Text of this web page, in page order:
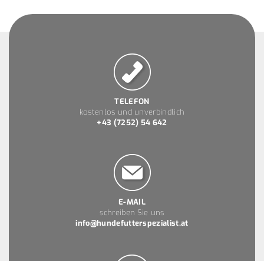
TELEFON
kostenlos und unverbindlich
+43 (7252) 54 642
E-MAIL
schreiben Sie uns
info@hundefutterspezialist.at